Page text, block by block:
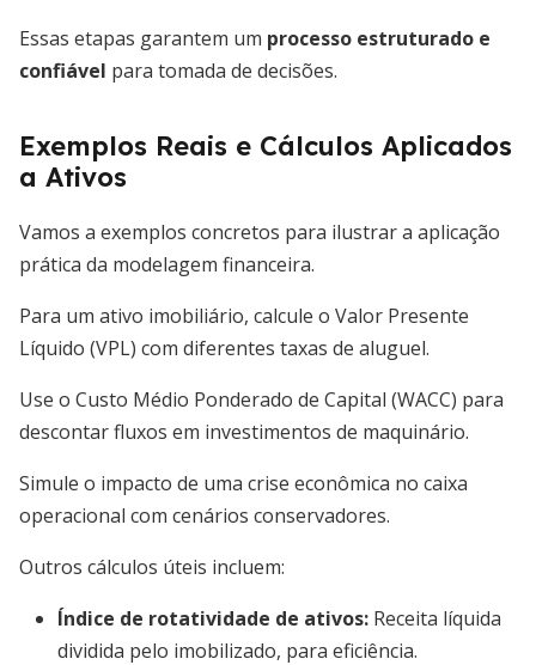
Essas etapas garantem um processo estruturado e
confiável para tomada de decisões.
Exemplos Reais e Cálculos Aplicados
a Ativos
Vamos a exemplos concretos para ilustrar a aplicação
prática da modelagem financeira.
Para um ativo imobiliário, calcule o Valor Presente
Líquido (VPL) com diferentes taxas de aluguel.
Use o Custo Médio Ponderado de Capital (WACC) para
descontar fluxos em investimentos de maquinário.
Simule o impacto de uma crise econômica no caixa
operacional com cenários conservadores.
Outros cálculos úteis incluem:
Índice de rotatividade de ativos: Receita líquida
dividida pelo imobilizado, para eficiência.